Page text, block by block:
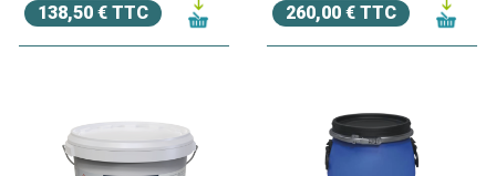
138,50 € TTC 260,00 € TTC